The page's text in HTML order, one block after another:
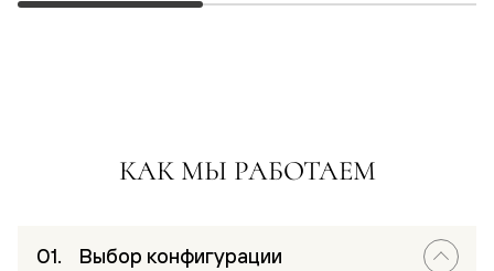
КАК МЫ РАБОТАЕМ
Выбор конфигурации